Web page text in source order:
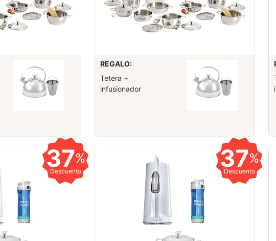
REGALO:
Tetera +
infusionador
37%
Descuento 37%
Descuento